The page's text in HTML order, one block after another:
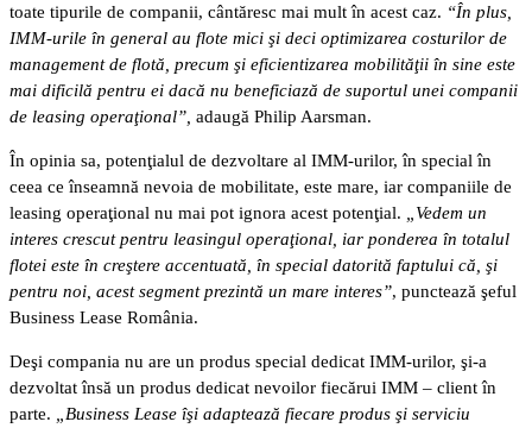
toate tipurile de companii, cântăresc mai mult în acest caz. “În plus,
IMM-urile în general au flote mici şi deci optimizarea costurilor de
management de flotă, precum şi eficientizarea mobilităţii în sine este
mai dificilă pentru ei dacă nu beneficiază de suportul unei companii
de leasing operaţional”, adaugă Philip Aarsman.
În opinia sa, potenţialul de dezvoltare al IMM-urilor, în special în
ceea ce înseamnă nevoia de mobilitate, este mare, iar companiile de
leasing operaţional nu mai pot ignora acest potenţial.
„Vedem un
interes crescut pentru leasingul operaţional, iar ponderea în totalul
flotei este în creştere accentuată, în special datorită faptului că, şi
pentru noi, acest segment prezintă un mare interes”, punctează şeful
Business Lease România.
Deşi compania nu are un produs special dedicat IMM-urilor, şi-a
dezvoltat însă un produs dedicat nevoilor fiecărui IMM – client în
parte.
„Business Lease îşi adaptează fiecare produs şi serviciu